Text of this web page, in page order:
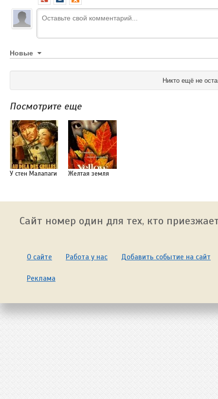
Новые
Никто ещё не
Посмотрите еще
У стен Малапаги Желтая земля
Сайт номер один для тех, кто
О сайте Работа у нас Добавить событие на сайт
Реклама